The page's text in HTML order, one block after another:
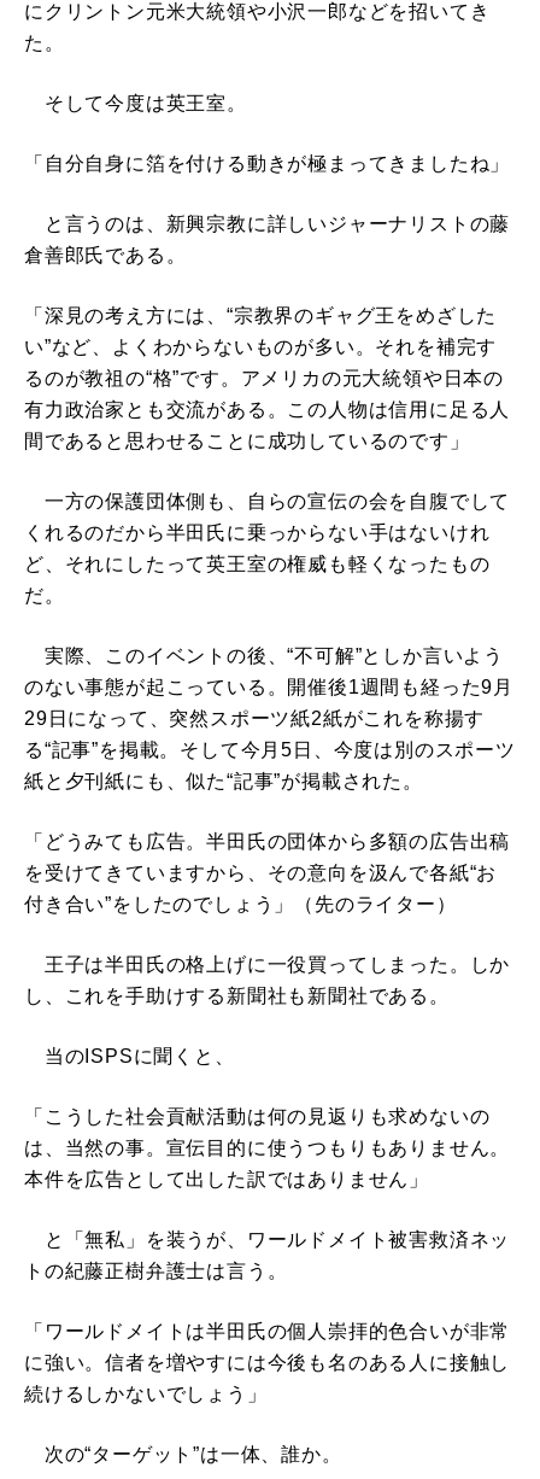
にクリントン元米大統領や小沢一郎などを招いてき
た。
そして今度は英王室。
「自分自身に箔を付ける動きが極まってきましたね」
と言うのは、新興宗教に詳しいジャーナリストの藤
倉善郎氏である。
「深見の考え方には、“宗教界のギャグ王をめざした
い”など、よくわからないものが多い。それを補完す
るのが教祖の“格”です。アメリカの元大統領や日本の
有力政治家とも交流がある。この人物は信用に足る人
間であると思わせることに成功しているのです」
一方の保護団体側も、自らの宣伝の会を自腹でして
くれるのだから半田氏に乗っからない手はないけれ
ど、それにしたって英王室の権威も軽くなったもの
だ。
実際、このイベントの後、“不可解”としか言いよう
のない事態が起こっている。開催後1週間も経った9月
29日になって、突然スポーツ紙2紙がこれを称揚す
る“記事”を掲載。そして今月5日、今度は別のスポーツ
紙と夕刊紙にも、似た“記事”が掲載された。
「どうみても広告。半田氏の団体から多額の広告出稿
を受けてきていますから、その意向を汲んで各紙“お
付き合い”をしたのでしょう」（先のライター）
王子は半田氏の格上げに一役買ってしまった。しか
し、これを手助けする新聞社も新聞社である。
当のISPSに聞くと、
「こうした社会貢献活動は何の見返りも求めないの
は、当然の事。宣伝目的に使うつもりもありません。
本件を広告として出した訳ではありません」
と「無私」を装うが、ワールドメイト被害救済ネッ
トの紀藤正樹弁護士は言う。
「ワールドメイトは半田氏の個人崇拝的色合いが非常
に強い。信者を増やすには今後も名のある人に接触し
続けるしかないでしょう」
次の“ターゲット”は一体、誰か。